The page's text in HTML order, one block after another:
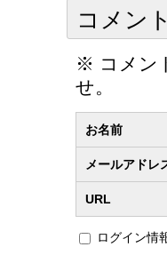
コメン
※ コメン
せ。
お名前
メールアドレ
URL
ログイン情